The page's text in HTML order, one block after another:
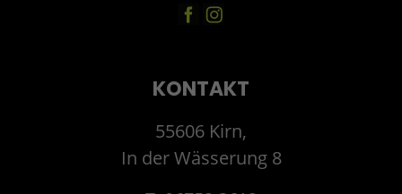
KONTAKT
55606 Kirn,
In der Wässerung 8